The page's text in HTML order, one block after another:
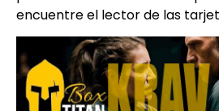
encuentre el lector de las